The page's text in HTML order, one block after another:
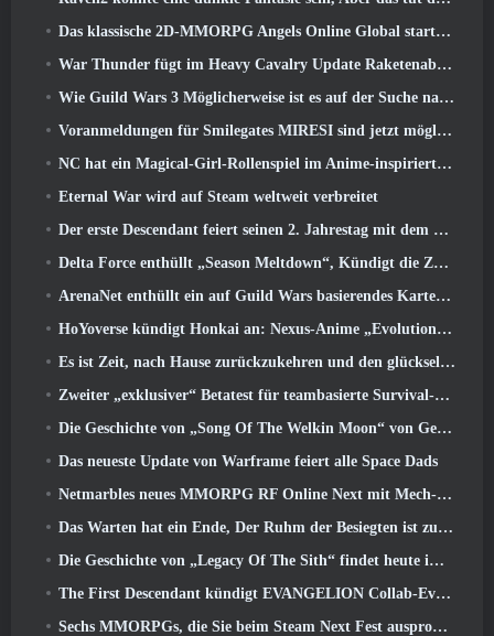
Das klassische 2D-MMORPG Angels Online Global startet heute
War Thunder fügt im Heavy Cavalry Update Raketenabwehrraketen und elektronische Unterstützungsmaßnahmen hinzu
Wie Guild Wars 3 Möglicherweise ist es auf der Suche nach Innovationen im MMO-Bereich
Voranmeldungen für Smilegates MIRESI sind jetzt möglich: Unsichtbare Zukunft
NC hat ein Magical-Girl-Rollenspiel im Anime-inspirierten Kunststil der 90er in Arbeit
Eternal War wird auf Steam weltweit verbreitet
Der erste Descendant feiert seinen 2. Jahrestag mit dem Descendant Fest 2026 Strom
Delta Force enthüllt „Season Meltdown“, Kündigt die Zusammenarbeit mit Rainbow Six Siege an
ArenaNet enthüllt ein auf Guild Wars basierendes Kartenspiel, Nebelgebunden
HoYoverse kündigt Honkai an: Nexus-Anime „Evolutionstest“
Es ist Zeit, nach Hause zurückzukehren und den glückseligen Rückzugsort dort wiederherzustellen, wo sich die Winde treffen
Zweiter „exklusiver“ Betatest für teambasierte Survival-Shooter-Zeitfresser angekündigt
Die Geschichte von „Song Of The Welkin Moon“ von Genshin Impact geht zu Ende.. Auf dem Mond
Das neueste Update von Warframe feiert alle Space Dads
Netmarbles neues MMORPG RF Online Next mit Mech-Thema wird weltweit eingeführt
Das Warten hat ein Ende, Der Ruhm der Besiegten ist zurückgekehrt
Die Geschichte von „Legacy Of The Sith“ findet heute im neuesten Update von SWTOR ihren Abschluss
The First Descendant kündigt EVANGELION Collab-Event an
Sechs MMORPGs, die Sie beim Steam Next Fest ausprobieren können